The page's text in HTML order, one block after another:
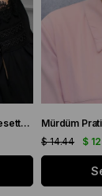
Krem Pratik Hazır Geçmeli Tesettür Bone Fukuro Piliseli Tek Çapraz Büzgülü 1824_40
$
$ 14.44